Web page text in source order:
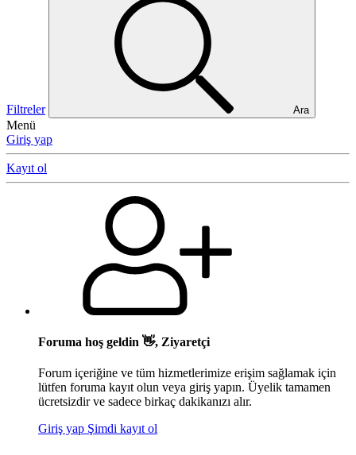
Filtreler Ara
Menü
Giriş yap
Kayıt ol
Foruma hoş geldin 👋, Ziyaretçi
Forum içeriğine ve tüm hizmetlerimize erişim sağlamak için
lütfen foruma kayıt olun veya giriş yapın. Üyelik tamamen
ücretsizdir ve sadece birkaç dakikanızı alır.
Giriş yap Şimdi kayıt ol